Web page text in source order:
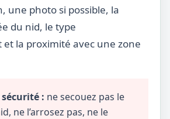
une photo si possible, la
du nid, le type
et la proximité avec une zone
: ne secouez pas le
ne l’arrosez pas, ne le